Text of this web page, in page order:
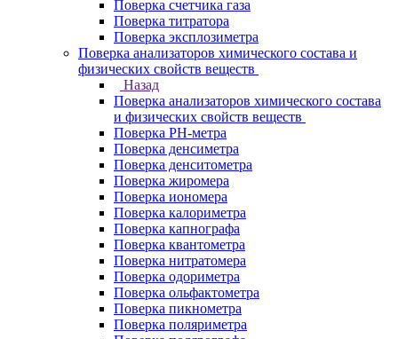
Поверка счетчика газа
Поверка титратора
Поверка эксплозиметра
Поверка анализаторов химического состава и
физических свойств веществ
Назад
Поверка анализаторов химического состава
и физических свойств веществ
Поверка PH-метра
Поверка денсиметра
Поверка денситометра
Поверка жиромера
Поверка иономера
Поверка калориметра
Поверка капнографа
Поверка квантометра
Поверка нитратомера
Поверка одориметра
Поверка ольфактометра
Поверка пикнометра
Поверка поляриметра